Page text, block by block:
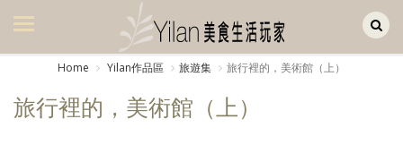
美食集
Home Yilan作品區 旅遊集 旅行裡的，美術館（上）
旅行裡的，美術館（上）